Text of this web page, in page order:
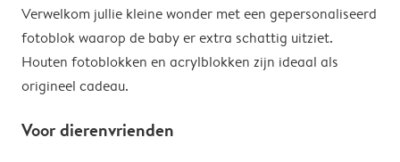
Verwelkom jullie kleine wonder met een gepersonaliseerd
fotoblok waarop de baby er extra schattig uitziet.
Houten fotoblokken en acrylblokken zijn ideaal als
origineel cadeau.
Voor dierenvrienden